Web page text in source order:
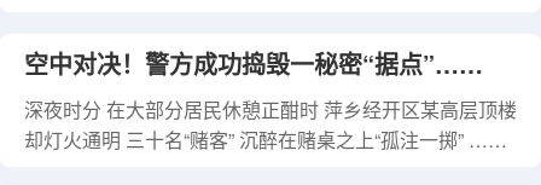
为了纪念小谢的10岁生日。平时小谢热爱跑步，有运动基
础，也接受过专业训练。这次比赛前，谢先生带着女儿做
了大量准备，
间内吸烟，吸完烟后多次随手将烟蒂抛出窗户外。 拍摄高
空抛物的探头显示，该房间2024年3月20日22时02分51
秒、10分51秒、21分30秒、26分17秒、34分24秒、45分
31秒、56分03秒，23时04分16秒、08分26秒、16分17
​空中对决！警方成功捣毁一秘密“据点”……
深夜时分 在大部分居民休憩正酣时 萍乡经开区某高层顶楼
却灯火通明 三十名“赌客” 沉醉在赌桌之上“孤注一掷” ……